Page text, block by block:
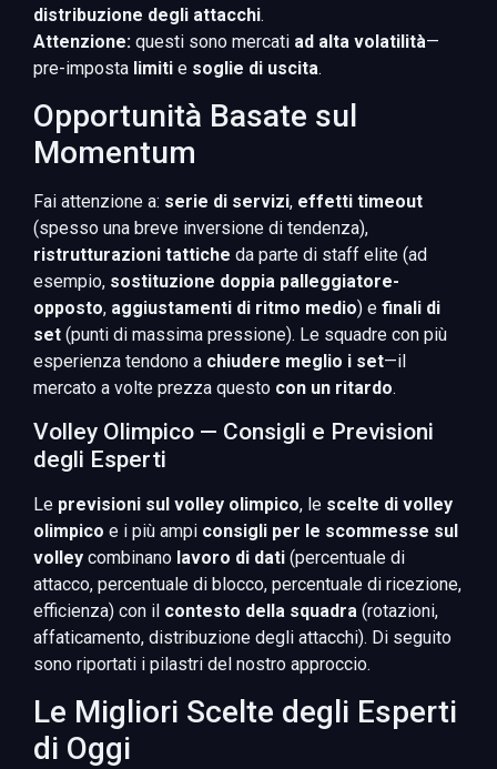
distribuzione degli attacchi.
Attenzione: questi sono mercati ad alta volatilità—
pre-imposta limiti e soglie di uscita.
Opportunità Basate sul
Momentum
Fai attenzione a: serie di servizi, effetti timeout
(spesso una breve inversione di tendenza),
ristrutturazioni tattiche da parte di staff elite (ad
esempio, sostituzione doppia palleggiatore-
opposto, aggiustamenti di ritmo medio) e finali di
set (punti di massima pressione). Le squadre con più
esperienza tendono a chiudere meglio i set—il
mercato a volte prezza questo con un ritardo.
Volley Olimpico — Consigli e Previsioni
degli Esperti
Le previsioni sul volley olimpico, le scelte di volley
olimpico e i più ampi consigli per le scommesse sul
volley combinano lavoro di dati (percentuale di
attacco, percentuale di blocco, percentuale di ricezione,
efficienza) con il contesto della squadra (rotazioni,
affaticamento, distribuzione degli attacchi). Di seguito
sono riportati i pilastri del nostro approccio.
Le Migliori Scelte degli Esperti
di Oggi